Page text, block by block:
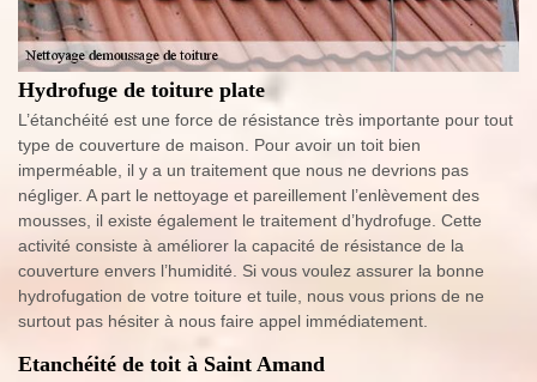
Hydrofuge de toiture plate
L’étanchéité est une force de résistance très importante pour tout
type de couverture de maison. Pour avoir un toit bien
imperméable, il y a un traitement que nous ne devrions pas
négliger. A part le nettoyage et pareillement l’enlèvement des
mousses, il existe également le traitement d’hydrofuge. Cette
activité consiste à améliorer la capacité de résistance de la
couverture envers l’humidité. Si vous voulez assurer la bonne
hydrofugation de votre toiture et tuile, nous vous prions de ne
surtout pas hésiter à nous faire appel immédiatement.
Etanchéité de toit à Saint Amand